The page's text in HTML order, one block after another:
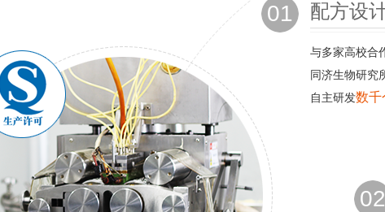
01 配方设
与多家高校合
同济生物研究
自主研发数千
02